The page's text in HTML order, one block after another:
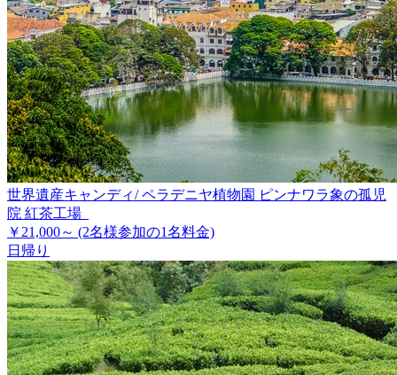
世界遺産キャンディ/ ペラデニヤ植物園 ピンナワラ象の孤児
院 紅茶工場
￥21,000～ (2名様参加の1名料金)
日帰り